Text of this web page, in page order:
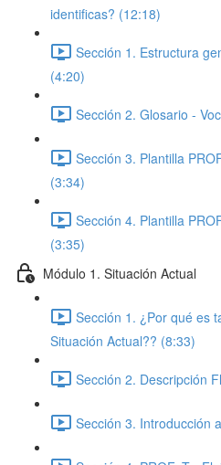
identificas? (12:18)
Sección 1. Estructura
(4:20)
Sección 2. Glosario -
Sección 3. Plantilla
(3:34)
Sección 4. Plantilla
(3:35)
Módulo 1. Situación Actual
Sección 1. ¿Por qué es
Situación Actual?? (8:33)
Sección 2. Descripción
Sección 3. Introducción